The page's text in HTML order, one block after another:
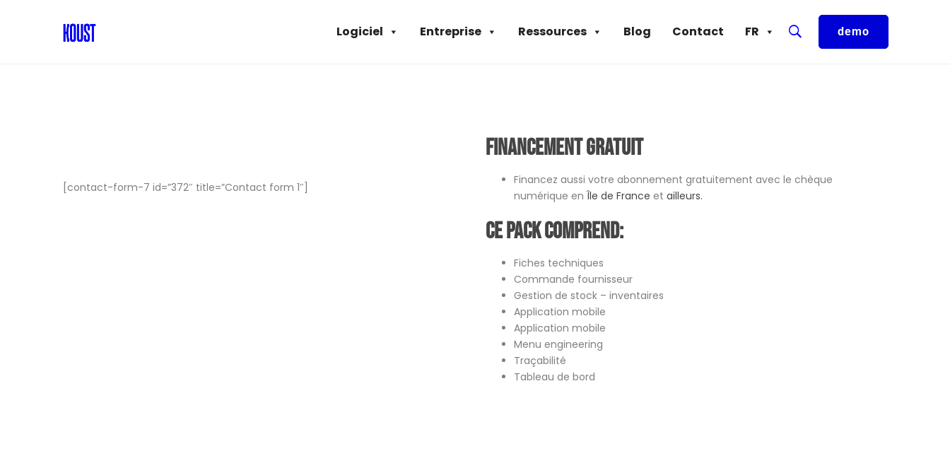
FR
Contact
Blog
Ressources
Entreprise
Logiciel demo
[contact-form-7 id=”372″ title=”Contact form 1″]
Financement gratuit
Financez aussi votre abonnement gratuitement avec le chèque
numérique en Île de France et ailleurs.
Ce pack comprend:
Fiches techniques
Commande fournisseur
Gestion de stock – inventaires
Application mobile
Application mobile
Menu engineering
Traçabilité
Tableau de bord